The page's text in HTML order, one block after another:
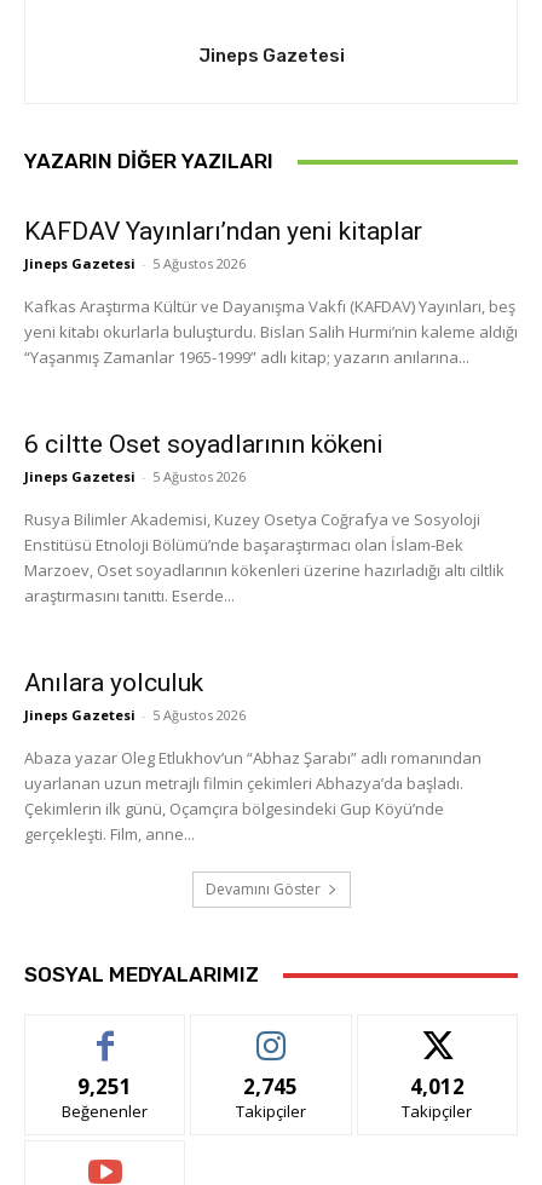
Jineps Gazetesi
YAZARIN DIĞER YAZILARI
KAFDAV Yayınları’ndan yeni kitaplar
Jineps Gazetesi - 5 Ağustos 2026
Kafkas Araştırma Kültür ve Dayanışma Vakfı (KAFDAV) Yayınları, beş
yeni kitabı okurlarla buluşturdu. Bislan Salih Hurmi’nin kaleme aldığı
“Yaşanmış Zamanlar 1965-1999” adlı kitap; yazarın anılarına...
6 ciltte Oset soyadlarının kökeni
Jineps Gazetesi - 5 Ağustos 2026
Rusya Bilimler Akademisi, Kuzey Osetya Coğrafya ve Sosyoloji
Enstitüsü Etnoloji Bölümü’nde başaraştırmacı olan İslam-Bek
Marzoev, Oset soyadlarının kökenleri üzerine hazırladığı altı ciltlik
araştırmasını tanıttı. Eserde...
Anılara yolculuk
Jineps Gazetesi - 5 Ağustos 2026
Abaza yazar Oleg Etlukhov’un “Abhaz Şarabı” adlı romanından
uyarlanan uzun metrajlı filmin çekimleri Abhazya’da başladı.
Çekimlerin ilk günü, Oçamçıra bölgesindeki Gup Köyü’nde
gerçekleşti. Film, anne...
Devamını Göster
SOSYAL MEDYALARIMIZ
9,251
Beğenenler
2,745
Takipçiler
4,012
Takipçiler